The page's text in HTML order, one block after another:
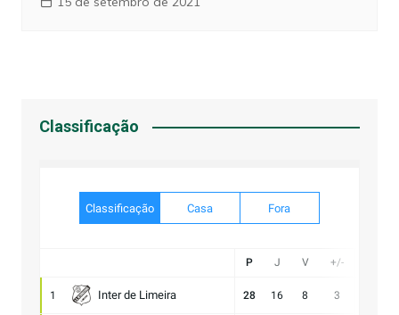
Classificação
Classificação Casa Fora
P J V +/-
1 Inter de Limeira 28 16 8 3